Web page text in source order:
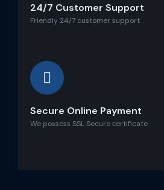
24/7 Customer Support
Friendly 24/7 customer support
Secure Online Payment
We possess SSL Secure сertificate